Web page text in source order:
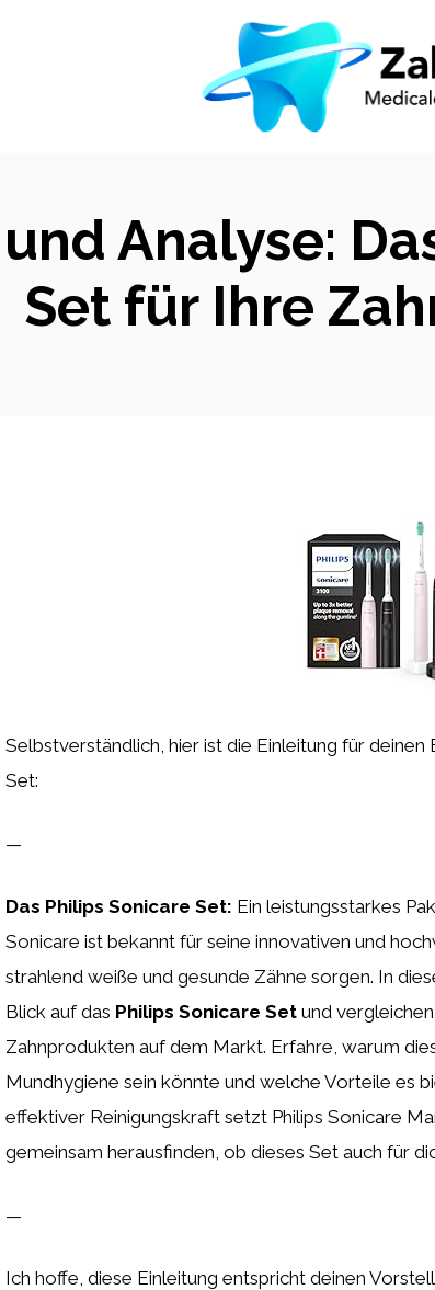
Analyse:
Set für Ihre
Selbstverständlich, hier ist die Einleitung für
Set:
—
Das Philips Sonicare Set: Ein leistungsstarkes
Sonicare ist bekannt für seine innovativen und
strahlend weiße und gesunde Zähne sorgen. In
Blick auf das Philips Sonicare Set und
Zahnprodukten auf dem Markt. Erfahre, warum
Mundhygiene sein könnte und welche Vorteile es
effektiver Reinigungskraft setzt Philips Sonicare
gemeinsam herausfinden, ob dieses Set auch für
—
Ich hoffe, diese Einleitung entspricht deinen